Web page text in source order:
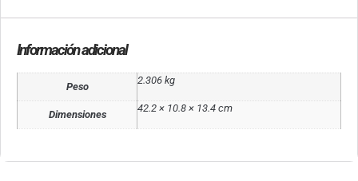
Información adicional
Peso
2.306 kg
Dimensiones
42.2 × 10.8 × 13.4 cm